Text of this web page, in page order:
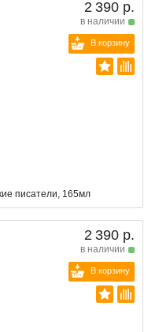
2 390 р.
в наличии
В корзину
писатели, 165мл
2 390 р.
в наличии
В корзину